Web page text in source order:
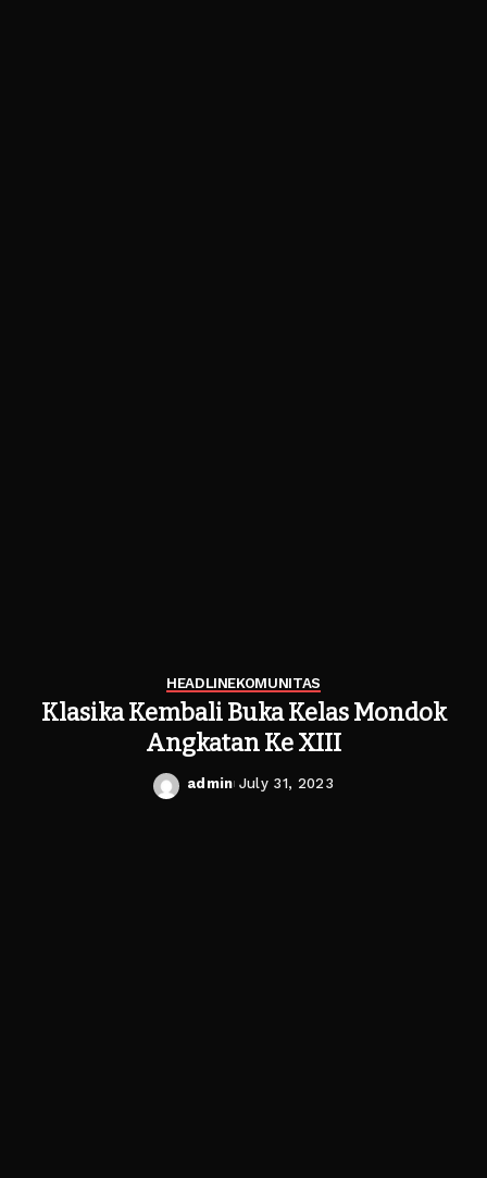
HEADLINEKOMUNITAS
Klasika Kembali Buka Kelas Mondok
Angkatan Ke XIII
Posted
admin July 31, 2023